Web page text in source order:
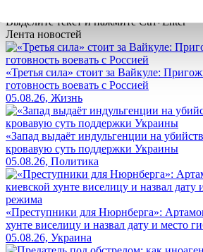
Выделите текст и нажмитеCtrl+Enter
Лента новостей
«Третья сила» стоит за Вайкуле:
готовность воевать с Россией
05.08.26, Жизнь
«Запад выдаёт индульгенции на
кровавую суть поддержки Украины
05.08.26, Политика
«Преступники для Нюрнберга»:
хунте виселицу и назвал дату и место
05.08.26, Украина